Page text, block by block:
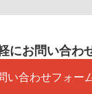
にお問い合わ
い合わせフォー